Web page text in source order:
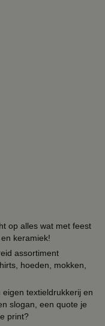
op alles wat met feest
keramiek!
assortiment
hoeden, mokken,
textieldrukkerij en
slogan, een quote je
print?